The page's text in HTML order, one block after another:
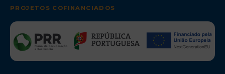
PROJETOS COFINANCIADOS